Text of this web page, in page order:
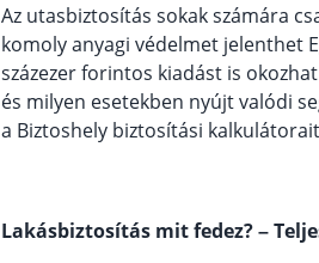
Az utasbiztosítás sokak számára
komoly anyagi védelmet jelenthet
százezer forintos kiadást is
és milyen esetekben nyújt valódi
a Biztoshely biztosítási
Lakásbiztosítás mit fedez? –